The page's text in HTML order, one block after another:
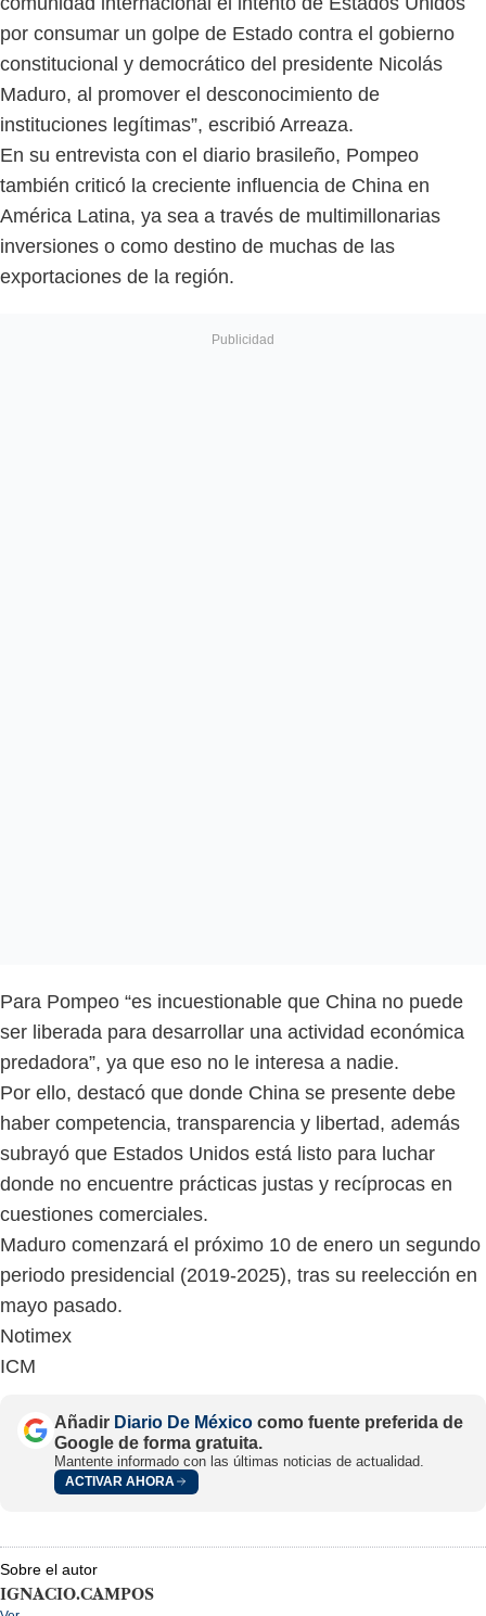
por consumar un golpe de Estado contra el gobierno
constitucional y democrático del presidente Nicolás
Maduro, al promover el desconocimiento de
instituciones legítimas”, escribió Arreaza.
En su entrevista con el diario brasileño, Pompeo
también criticó la creciente influencia de China en
América Latina, ya sea a través de multimillonarias
inversiones o como destino de muchas de las
exportaciones de la región.
Para Pompeo “es incuestionable que China no puede
ser liberada para desarrollar una actividad económica
predadora”, ya que eso no le interesa a nadie.
Por ello, destacó que donde China se presente debe
haber competencia, transparencia y libertad, además
subrayó que Estados Unidos está listo para luchar
donde no encuentre prácticas justas y recíprocas en
cuestiones comerciales.
Maduro comenzará el próximo 10 de enero un segundo
periodo presidencial (2019-2025), tras su reelección en
mayo pasado.
Notimex
ICM
Añadir Diario De México como fuente preferida de
Google de forma gratuita.
Mantente informado con las últimas noticias de actualidad.
ACTIVAR AHORA
Sobre el autor
IGNACIO.CAMPOS